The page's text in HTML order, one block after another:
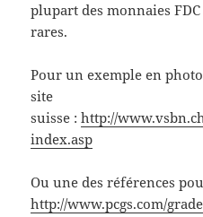
plupart des monnaies
rares.
Pour un exemple en
site
suisse :http://
index.asp
Ou une des références
http://www.pcgs.com/